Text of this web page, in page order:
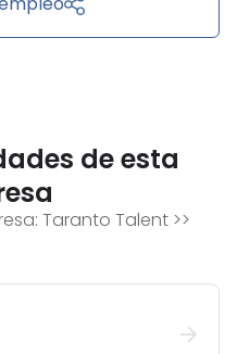
de esta
Taranto Talent >>